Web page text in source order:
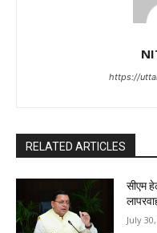
https://
RELATED ARTICLES
सीएम
July